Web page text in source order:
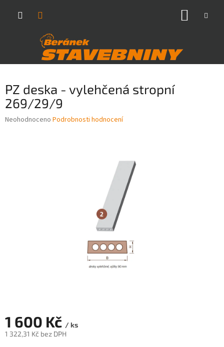
PZ deska - vylehčená stropní
269/29/9
Průměrné
Neohodnoceno Podrobnosti hodnocení
1 600 Kč / ks
1 322,31 Kč bez DPH